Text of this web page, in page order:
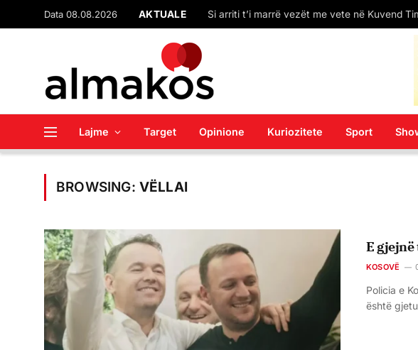
Data 08.08.2026 AKTUALE Si arriti t’i marrë vezët me vete në Kuvend
Lajme Target Opinione Kuriozitete Sport
BROWSING: VËLLAI
E gjejnë
KOSOVË
Policia e
është